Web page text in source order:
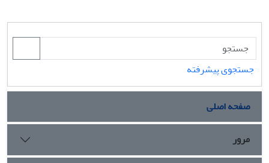
جستجوی پیشرفته
صفحه اصلی
مرور